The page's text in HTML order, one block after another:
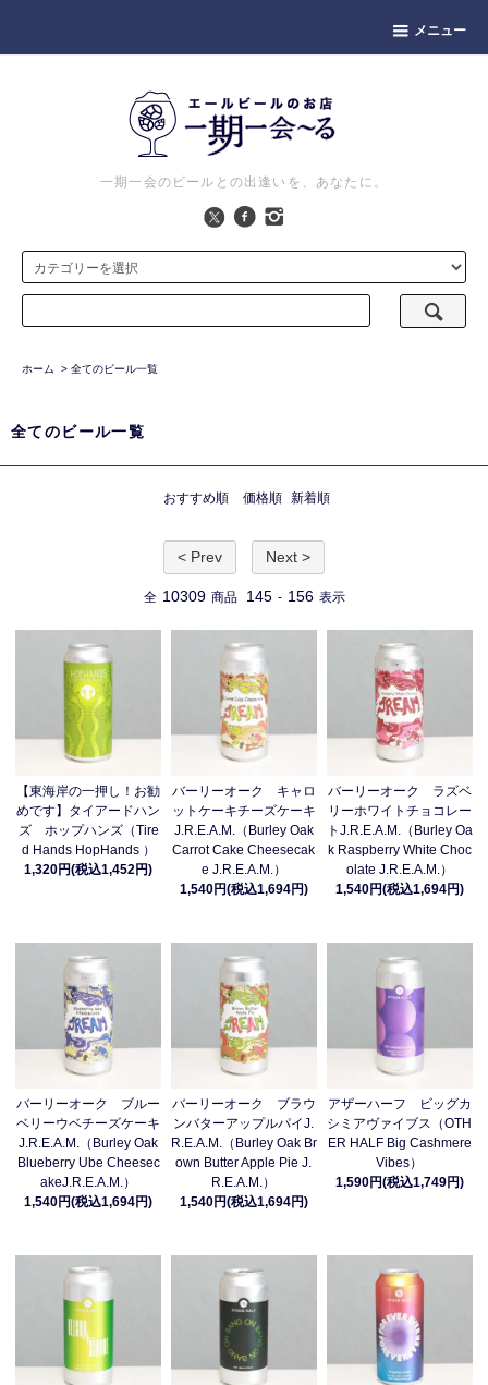
メニュー
一期一会のビールとの出逢いを、あなたに。
ホーム > 全てのビール一覧
全てのビール一覧
おすすめ順 価格順 新着順
< Prev Next >
全 10309 商品 145 - 156 表示
【東海岸の一押し！お勧
めです】タイアードハン
ズ ホップハンズ（Tire
d Hands HopHands ）
1,320円(税込1,452円)
バーリーオーク キャロ
ットケーキチーズケーキ
J.R.E.A.M.（Burley Oak
Carrot Cake Cheesecak
e J.R.E.A.M.）
1,540円(税込1,694円)
バーリーオーク ラズベ
リーホワイトチョコレー
トJ.R.E.A.M.（Burley Oa
k Raspberry White Choc
olate J.R.E.A.M.）
1,540円(税込1,694円)
バーリーオーク ブルー
ベリーウベチーズケーキ
J.R.E.A.M.（Burley Oak
Blueberry Ube Cheesec
akeJ.R.E.A.M.）
1,540円(税込1,694円)
バーリーオーク ブラウ
ンバターアップルパイJ.
R.E.A.M.（Burley Oak Br
own Butter Apple Pie J.
R.E.A.M.）
1,540円(税込1,694円)
アザーハーフ ビッグカ
シミアヴァイブス（OTH
ER HALF Big Cashmere
Vibes）
1,590円(税込1,749円)